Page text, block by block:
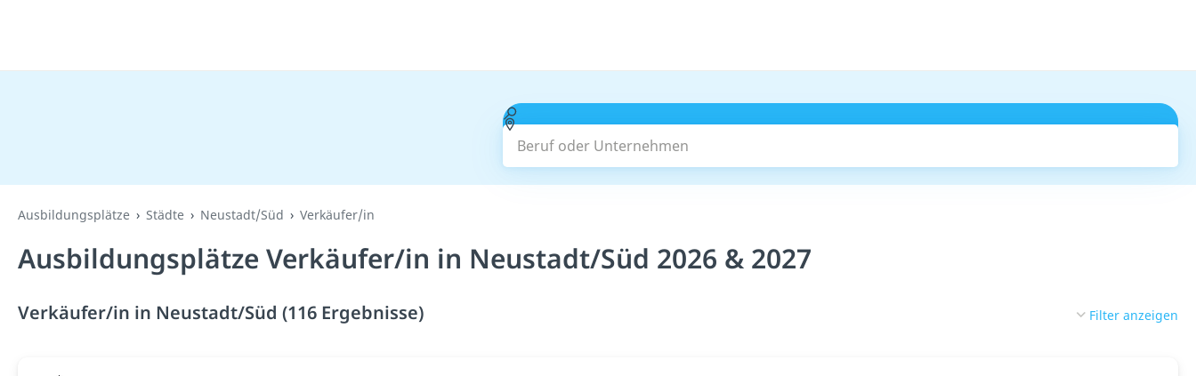
Beruf oder Unternehmen
Ausbildungsplätze Städte Neustadt/Süd Verkäufer/in
Ausbildungsplätze Verkäufer/in in Neustadt/Süd 2026 & 2027
Verkäufer/in in Neustadt/Süd (116 Ergebnisse) Filter anzeigen